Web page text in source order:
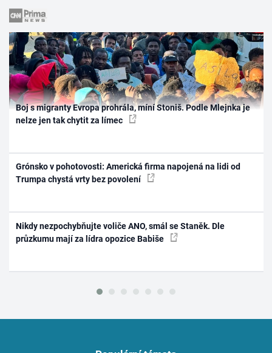
Boj s migranty Evropa prohrála, míní Stoniš. Podle Mlejnka je
nelze jen tak chytit za límec
Grónsko v pohotovosti: Americká firma napojená na lidi od
Trumpa chystá vrty bez povolení
Nikdy nezpochybňujte voliče ANO, smál se Staněk. Dle
průzkumu mají za lídra opozice Babiše